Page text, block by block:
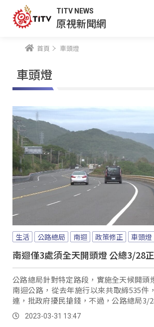
TITV NEWS
原視新聞網
首頁 車頭燈
車頭燈
生活 公路總局 南迴 政策修正 車頭燈
南迴僅3處須全天開頭燈 公總3/28
公路總局針對特定路段，實施全天候開頭
南迴公路，從去年施行以來共取締535件
連，批政府擾民搶錢，不過，公路總局3/
特定路段，南迴公路不用在全天開車頭燈
不用擔心忘記開車頭燈而受罰。
2023-03-31 13:47